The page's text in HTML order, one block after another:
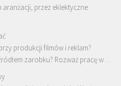
przez eklektyczne
produkcji filmów i reklam?
zarobku? Rozważ pracę w …